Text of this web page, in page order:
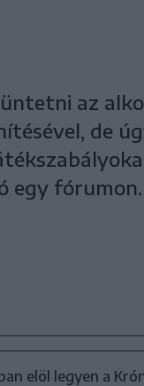
az
de
egy fórumon.
elöl legyen a